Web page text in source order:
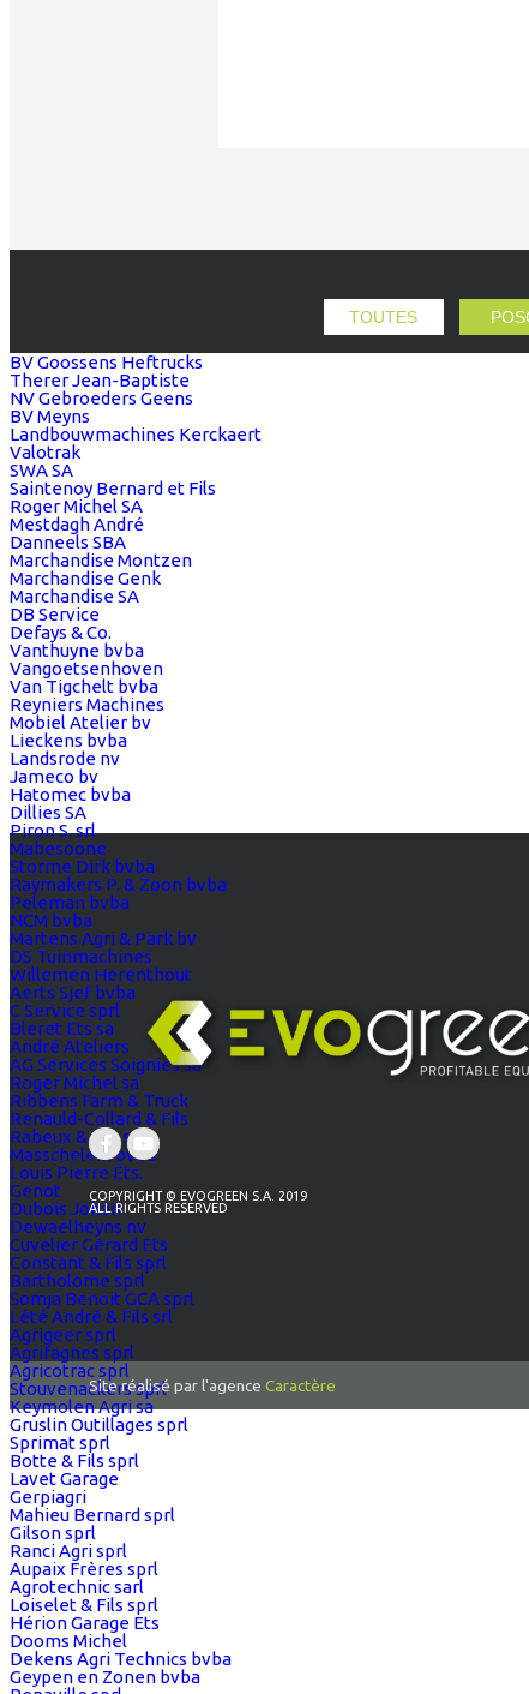
TOUTES
BV Goossens Heftrucks
Therer Jean-Baptiste
NV Gebroeders Geens
BV Meyns
Landbouwmachines Kerckaert
Valotrak
SWA SA
Saintenoy Bernard et Fils
Roger Michel SA
Mestdagh André
Danneels SBA
Marchandise Montzen
Marchandise Genk
Marchandise SA
DB Service
Defays & Co.
Vanthuyne bvba
Vangoetsenhoven
Van Tigchelt bvba
Reyniers Machines
Mobiel Atelier bv
Lieckens bvba
Landsrode nv
Jameco bv
Hatomec bvba
Dillies SA
Piron S. srl
Mabesoone
Storme Dirk bvba
Raymakers P. & Zoon bvba
Peleman bvba
NCM bvba
Martens Agri & Park bv
DS Tuinmachines
Willemen Herenthout
Aerts Sjef bvba
C Service sprl
Bleret Ets sa
André Ateliers
AG Services Soignies sa
Roger Michel sa
Ribbens Farm & Truck
Renauld-Collard & Fils
Rabeux & Fils sprl
Masschelein bvba
Louis Pierre Ets.
Genot
Dubois Johan
Dewaelheyns nv
Cuvelier Gérard Ets
Constant & Fils sprl
Bartholome sprl
Somja Benoit GCA sprl
Lété André & Fils srl
Agrigeer sprl
Agrifagnes sprl
Agricotrac sprl
Stouvenackers sprl
Keymolen Agri sa
Gruslin Outillages sprl
Sprimat sprl
Botte & Fils sprl
Lavet Garage
Gerpiagri
Mahieu Bernard sprl
Gilson sprl
Ranci Agri sprl
Aupaix Frères sprl
Agrotechnic sarl
Loiselet & Fils sprl
Hérion Garage Ets
Dooms Michel
Dekens Agri Technics bvba
Geypen en Zonen bvba
COPYRIGHT © EVOGREEN S.A. 2019
ALL RIGHTS RESERVED
Site réalisé par l'agenceCaractère